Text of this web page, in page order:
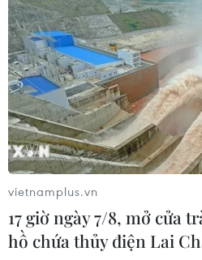
Campuchia: Vì sao thầy trò
Sang-sik cần giành ngôi đầu
06/08/2026 11:05
Nhận định Việt Nam vs
'Phù thủy Kim' sẽ xoay tua
đường dài?
06/08/2026 08:25
HLV Kim Sang-sik: 'Tuyển
hướng tới chiến thắng để giữ
vietnamplus.vn
17 giờ ngày 7/8, mở cửa
hồ chứa thủy điện Lai